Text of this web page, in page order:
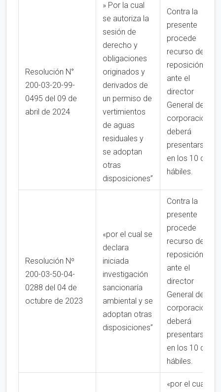
Resolución N°
200-03-20-99-
0495 del 09 de
abril de 2024
» Por la cual
se autoriza la
sesión de
derecho y
obligaciones
originados y
derivados de
un permiso de
vertimientos
de aguas
residuales y
se adoptan
otras
disposiciones”
Contra la
presente
procede
recurso de
reposición
ante el
director
General de la
corporación,
deberá
presentarse
en los 10 días
hábiles.
Resolución Nº
200-03-50-04-
0288 del 04 de
octubre de 2023
«por el cual se
declara
iniciada
investigación
sancionaría
ambiental y se
adoptan otras
disposiciones”
Contra la
presente
procede
recurso de
reposición
ante el
director
General de la
corporación,
deberá
presentarse
en los 10 días
hábiles.
«por el cual se